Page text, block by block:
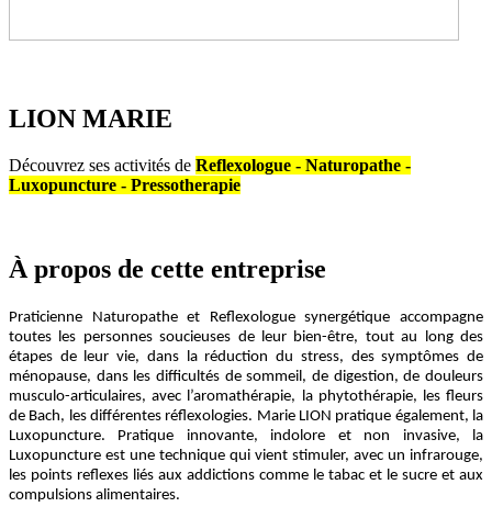
LION MARIE
Découvrez ses activités de Reflexologue - Naturopathe -
Luxopuncture - Pressotherapie
À propos de cette entreprise
Praticienne Naturopathe et Reflexologue synergétique accompagne
toutes les personnes soucieuses de leur bien-être, tout au long des
étapes de leur vie, dans la réduction du stress, des symptômes de
ménopause, dans les difficultés de sommeil, de digestion, de douleurs
musculo-articulaires, avec l’aromathérapie, la phytothérapie, les fleurs
de Bach, les différentes réflexologies. Marie LION pratique également, la
Luxopuncture. Pratique innovante, indolore et non invasive, la
Luxopuncture est une technique qui vient stimuler, avec un infrarouge,
les points reflexes liés aux addictions comme le tabac et le sucre et aux
compulsions alimentaires.